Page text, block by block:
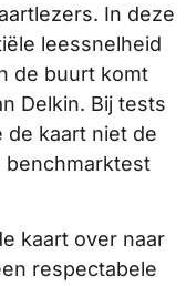
In deze
leessnelheid
de buurt komt
Delkin. Bij tests
de kaart niet de
benchmarktest
kaart over naar
respectabele